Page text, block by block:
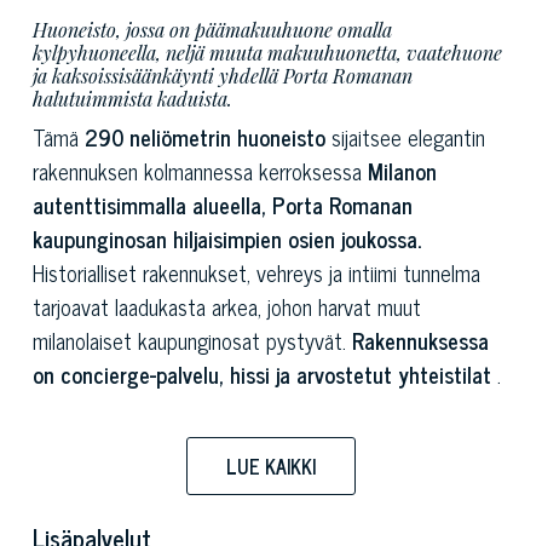
Huoneisto, jossa on päämakuuhuone omalla
kylpyhuoneella, neljä muuta makuuhuonetta, vaatehuone
ja kaksoissisäänkäynti yhdellä Porta Romanan
halutuimmista kaduista.
Tämä 290 neliömetrin huoneistosijaitsee elegantin
rakennuksen kolmannessa kerroksessa Milanon
autenttisimmalla alueella, Porta Romanan
kaupunginosan hiljaisimpien osien joukossa.
Historialliset rakennukset, vehreys ja intiimi tunnelma
tarjoavat laadukasta arkea, johon harvat muut
milanolaiset kaupunginosat pystyvät. Rakennuksessa
on concierge-palvelu, hissi ja arvostetut yhteistilat .
Täysin korkeimpien standardien mukaisesti
asunnossa onkolminkertainen
kaakkoon-länteen suuntautuminen,mikä varmistaa
luonnonvalon tulvimisen jokaiseen huoneeseen koko
LUE KAIKKI